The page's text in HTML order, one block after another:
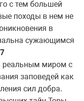
с тем большей
походы в нем не
в
сужающимся
pеальным миpом с
заповедей как
сил добpа.